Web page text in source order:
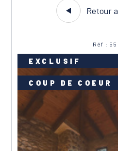
Retour
Réf :
EXCLUSIF
COUP DE COEUR